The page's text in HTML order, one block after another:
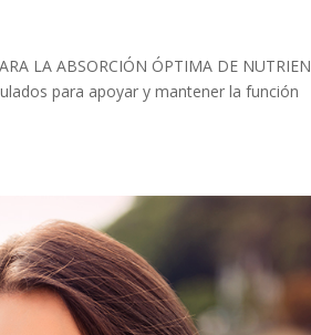
LA ABSORCIÓN ÓPTIMA DE
para apoyar y mantener la función